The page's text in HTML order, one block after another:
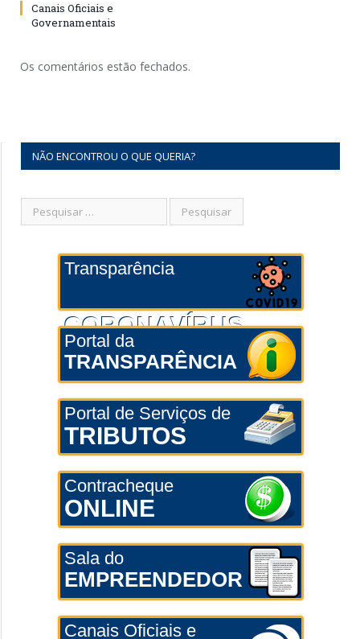
Canais Oficiais e
Governamentais
Os comentários estão fechados.
NÃO ENCONTROU O QUE QUERIA?
Transparência
CORONAVÍRUS
Portal da
TRANSPARÊNCIA
Portal de Serviços de
TRIBUTOS
Contracheque
ONLINE
Sala do
EMPREENDEDOR
Canais Oficiais e